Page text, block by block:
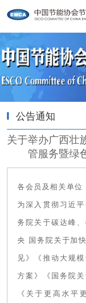
公告通知
关于举办广西壮
管服务暨绿
各会员及相关单位
为深入贯彻习近
务院关于碳达峰
央 国务院关于加
见》《推动大规
方案》《国务院
《关于更高水平